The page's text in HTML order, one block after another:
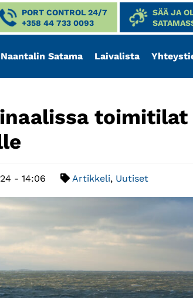
PORT CONTROL 24/7
+358 44 733 0093
SÄÄ JA
Naantalin Satama Laivalista
- 14:06 Artikkeli, Uutiset